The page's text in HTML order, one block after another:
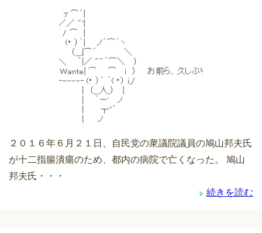
２０１６年６月２１日、自民党の衆議院議員の鳩山邦夫氏
が十二指腸潰瘍のため、都内の病院で亡くなった。 鳩山
邦夫氏・・・
続きを読む